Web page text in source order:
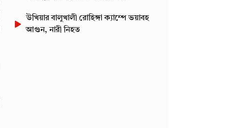
উখিয়ার বালুখালী রোহিঙ্গা ক্যাম্পে ভয়াবহ
আগুন, নারী নিহত